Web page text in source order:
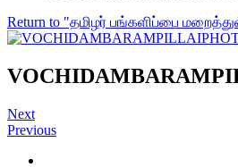
Return to "தமிழர் பங்களிப்பை
Next
Previous